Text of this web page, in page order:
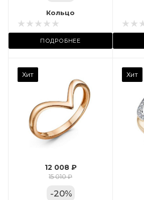
Кольцо
ПОДРОБНЕЕ
Местоположение:
ТРЦ «Арена»
Хит
12 008 ₽
15 010 ₽
-20%
Хит
Вес драгметалла
Марка (бренд)
Дельта
Фианит
Цвет золота
КРАС